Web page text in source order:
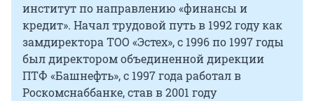
институт по направлению «финансы и
кредит». Начал трудовой путь в 1992 году как
замдиректора ТОО «Эстех», с 1996 по 1997 годы
был директором объединенной дирекции
ПТФ «Башнефть», с 1997 года работал в
Роскомснаббанке, став в 2001 году